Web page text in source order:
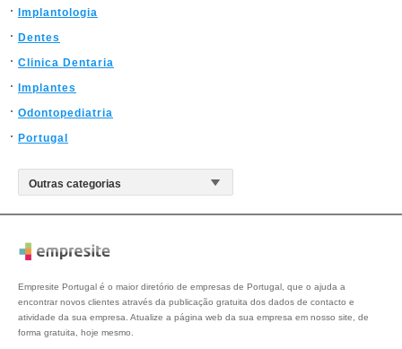
Implantologia
Dentes
Clinica Dentaria
Implantes
Odontopediatria
Portugal
Empresite Portugal é o maior diretório de empresas de Portugal, que o ajuda a
encontrar novos clientes através da publicação gratuita dos dados de contacto e
atividade da sua empresa. Atualize a página web da sua empresa em nosso site, de
forma gratuita, hoje mesmo.